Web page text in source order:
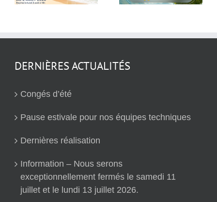
DERNIÈRES ACTUALITÉS
Congés d’été
Pause estivale pour nos équipes techniques
Dernières réalisation
Information – Nous serons
exceptionnellement fermés le samedi 11
juillet et le lundi 13 juillet 2026.